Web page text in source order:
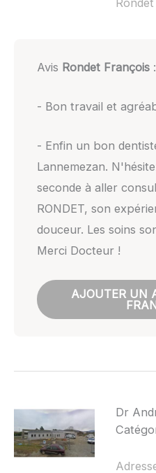
Avis Rondet François:
- Bon travail et
- Enfin un bon
Lannemezan.
seconde à aller
RONDET, son
douceur. Les soins
Merci Docteur !
AJOUTER UN
Dr